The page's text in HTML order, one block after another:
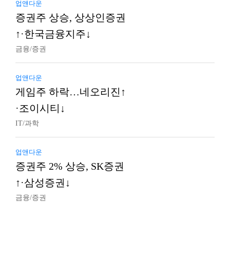
업앤다운
증권주 상승, 상상인증권
↑·한국금융지주↓
금융/증권
업앤다운
게임주 하락…네오리진↑
·조이시티↓
IT/과학
업앤다운
증권주 2% 상승, SK증권
↑·삼성증권↓
금융/증권